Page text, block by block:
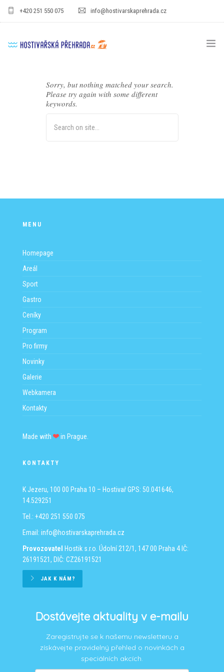
+420 251 550 075 info@hostivarskaprehrada.cz
NOVINKY
WEBKAMERA
KONTAKTY
Sorry, but nothing matched your search.
Please try again with some different
keywords.
MENU
Homepage
Areál
Sport
Gastro
Ceníky
Program
Pro firmy
Novinky
Galerie
Webkamera
Kontakty
Made with in Prague.
KONTAKTY
K Jezeru, 100 00 Praha 10 – HostivařGPS: 50.041646,
14.529251
Tel.: +420 251 550 075
Email: info@hostivarskaprehrada.cz
Provozovatel
Hostik s.r.o. Údolní 212/1, 147 00 Praha 4 IČ:
26191521, DIČ: CZ26191521
JAK K NÁM?
Dostávejte aktuality v e-mailu
Zaregistrujte se k našemu newsletteru a
získávejte pravidelný přehled o novinkách a
speciálních akcích.